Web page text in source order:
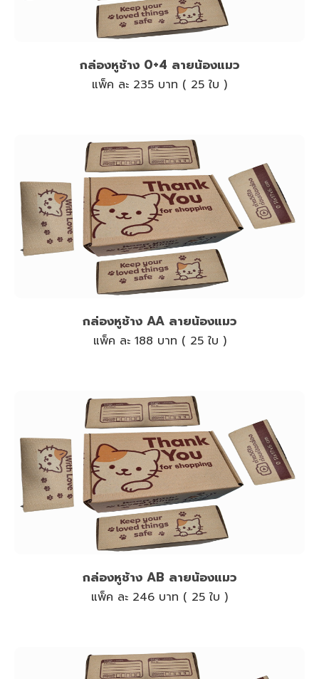
กล่องหูช้าง 0+4 ลายน้องแมว
แพ็ค ละ 235 บาท ( 25 ใบ )
กล่องหูช้าง AA ลายน้องแมว
แพ็ค ละ 188 บาท ( 25 ใบ )
กล่องหูช้าง AB ลายน้องแมว
แพ็ค ละ 246 บาท ( 25 ใบ )